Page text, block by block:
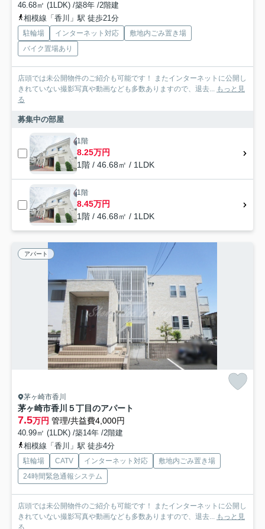
46.68㎡ (1LDK) /築8年 /2階建
相模線「香川」駅 徒歩21分
駐輪場 インターネット対応
敷地内ごみ置き場
バイク置場あり
店頭では未公開物件のご紹介も可能です！ またインターネットに公開し
きれていない撮影写真や動画なども多数ありますので、退去... もっと見
る
募集中の部屋
1階
8.25万円
1階 / 46.68㎡ / 1LDK
1階
8.45万円
1階 / 46.68㎡ / 1LDK
アパート
茅ヶ崎市香川
茅ヶ崎市香川５丁目のアパート
7.5万円 管理/共益費4,000円
40.99㎡ (1LDK) /築14年 /2階建
相模線「香川」駅 徒歩4分
駐輪場 CATV インターネット対応
敷地内ごみ置き場
24時間緊急通報システム
店頭では未公開物件のご紹介も可能です！ またインターネットに公開し
きれていない撮影写真や動画なども多数ありますので、退去... もっと見
る